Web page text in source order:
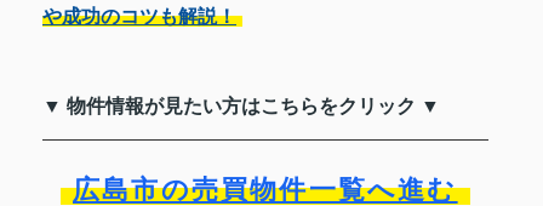
や成功のコツも解説！
▼ 物件情報が見たい方はこちらをクリック ▼
広島市の売買物件一覧へ進む